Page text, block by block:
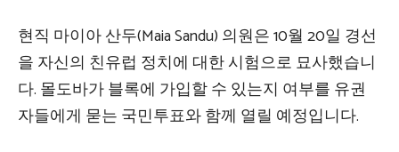
현직 마이아 산두(Maia Sandu) 의원은 10월 20일 경선
을 자신의 친유럽 정치에 대한 시험으로 묘사했습니
다. 몰도바가 블록에 가입할 수 있는지 여부를 유권
자들에게 묻는 국민투표와 함께 열릴 예정입니다.